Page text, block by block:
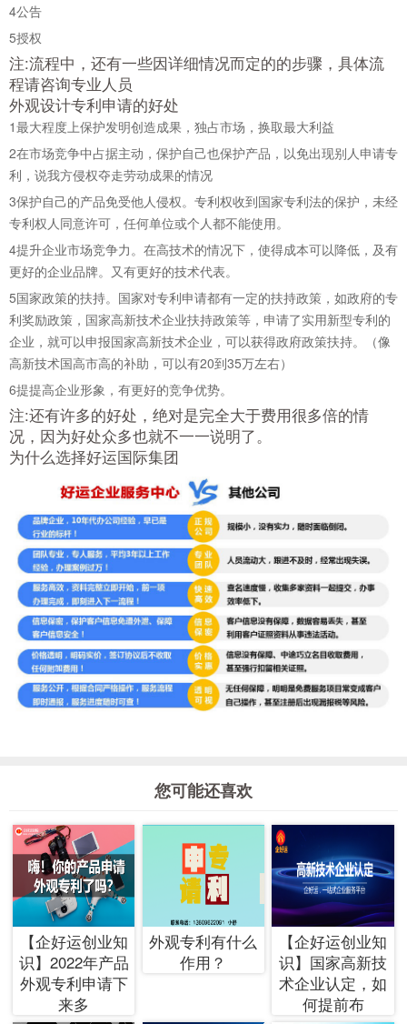
4公告
5授权
注:流程中，还有一些因详细情况而定的的步骤，具体流
程请咨询专业人员
外观设计专利申请的好处
1最大程度上保护发明创造成果，独占市场，换取最大利益
2在市场竞争中占据主动，保护自己也保护产品，以免出现别人申请专
利，说我方侵权夺走劳动成果的情况
3保护自己的产品免受他人侵权。专利权收到国家专利法的保护，未经
专利权人同意许可，任何单位或个人都不能使用。
4提升企业市场竞争力。在高技术的情况下，使得成本可以降低，及有
更好的企业品牌。又有更好的技术代表。
5国家政策的扶持。国家对专利申请都有一定的扶持政策，如政府的专
利奖励政策，国家高新技术企业扶持政策等，申请了实用新型专利的
企业，就可以申报国家高新技术企业，可以获得政府政策扶持。（像
高新技术国高市高的补助，可以有20到35万左右）
6提提高企业形象，有更好的竞争优势。
注:还有许多的好处，绝对是完全大于费用很多倍的情
况，因为好处众多也就不一一说明了。
为什么选择好运国际集团
您可能还喜欢
【企好运创业知
识】2022年产品
外观专利申请下
来多
外观专利有什么
作用？
【企好运创业知
识】国家高新技
术企业认定，如
何提前布